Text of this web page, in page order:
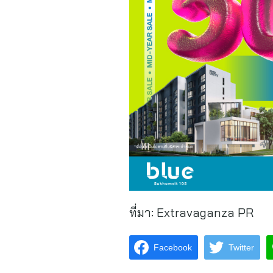
ที่มา: Extravaganza PR
Facebook Twitter